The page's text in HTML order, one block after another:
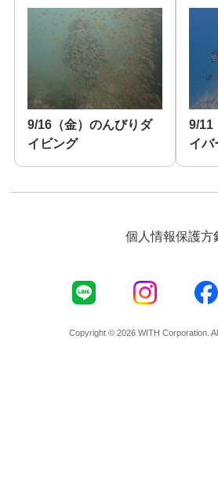
9/16（金）のんびりダ
イビング
9/11
イバ
個人情報保護方
Copyright © 2026 WITH Corporation.